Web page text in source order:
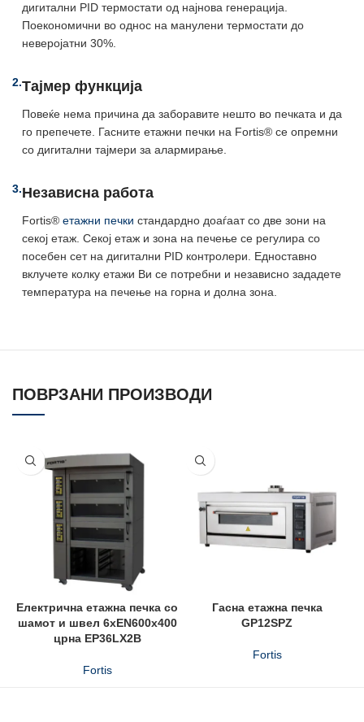
дигитални PID термостати од најнова генерација.
Поекономични во однос на манулени термостати до
неверојатни 30%.
2.Тајмер функција
Повеќе нема причина да заборавите нешто во печката и да
го препечете. Гасните етажни печки на Fortis® се опремни
со дигитални тајмери за алармирање.
3.Независна работа
Fortis® етажни печки стандардно доаѓаат со две зони на
секој етаж. Секој етаж и зона на печење се регулира со
посебен сет на дигитални PID контролери. Едноставно
вклучете колку етажи Ви се потребни и независно зададете
температура на печење на горна и долна зона.
ПОВРЗАНИ ПРОИЗВОДИ
Електрична етажна печка со
шамот и швел 6xEN600x400
црна EP36LX2B
Fortis
Гасна етажна печка
GP12SPZ
Fortis